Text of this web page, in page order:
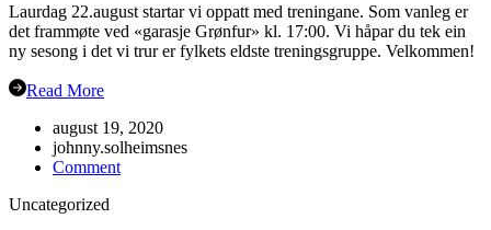
Laurdag 22.august startar vi oppatt med treningane. Som vanleg er
det frammøte ved «garasje Grønfur» kl. 17:00. Vi håpar du tek ein
ny sesong i det vi trur er fylkets eldste treningsgruppe. Velkommen!
Read More
august 19, 2020
johnny.solheimsnes
Commenton
Uncategorized